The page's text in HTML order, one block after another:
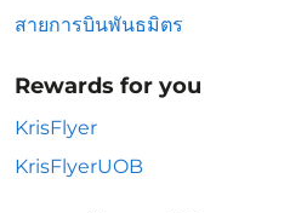
สายการบินพันธมิตร
Rewards for you
KrisFlyer
KrisFlyerUOB